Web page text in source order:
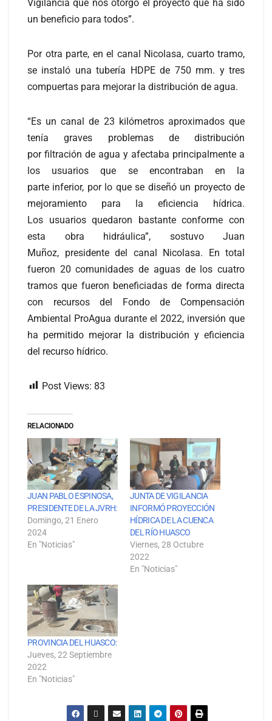
Vigilancia que nos otorgó el proyecto que ha sido
un beneficio para todos”.
Por otra parte, en el canal Nicolasa, cuarto tramo,
se instaló una tubería HDPE de 750 mm. y tres
compuertas para mejorar la distribución de agua.
“Es un canal de 23 kilómetros aproximados que
tenía graves problemas de distribución
por filtración de agua y afectaba principalmente a
los usuarios que se encontraban en la
parte inferior, por lo que se diseñó un proyecto de
mejoramiento para la eficiencia hídrica.
Los usuarios quedaron bastante conforme con
esta obra hidráulica”, sostuvo Juan
Muñoz, presidente del canal Nicolasa. En total
fueron 20 comunidades de aguas de los cuatro
tramos que fueron beneficiadas de forma directa
con recursos del Fondo de Compensación
Ambiental ProAgua durante el 2022, inversión que
ha permitido mejorar la distribución y eficiencia
del recurso hídrico.
Post Views: 83
RELACIONADO
JUAN PABLO ESPINOSA,
PRESIDENTE DE LA JVRH:
Domingo, 21 Enero
2024
En "Noticias"
JUNTA DE VIGILANCIA
INFORMÓ PROYECCIÓN
HÍDRICA DE LA CUENCA
DEL RÍO HUASCO
Viernes, 28 Octubre
2022
En "Noticias"
PROVINCIA DEL HUASCO:
Jueves, 22 Septiembre
2022
En "Noticias"